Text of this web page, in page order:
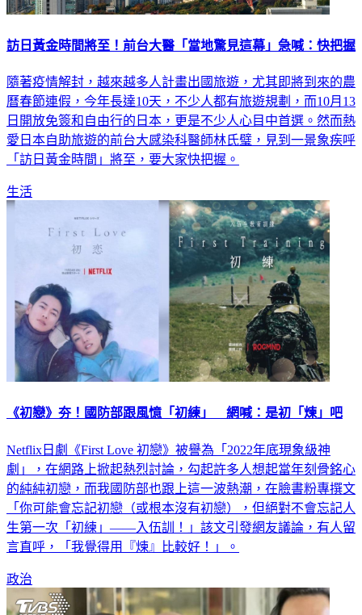
訪日黃金時間將至！前台大醫「當地驚見這幕」急喊：快把握
隨著疫情解封，越來越多人計畫出國旅遊，尤其即將到來的農
曆春節連假，今年長達10天，不少人都有旅遊規劃，而10月13
日開放免簽和自由行的日本，更是不少人心目中首選。然而熱
愛日本自助旅遊的前台大感染科醫師林氏璧，見到一景象疾呼
「訪日黃金時間」將至，要大家快把握。
生活
《初戀》夯！國防部跟風憶「初練」 網喊：是初「煉」吧
Netflix日劇《First Love 初戀》被譽為「2022年底現象級神
劇」，在網路上掀起熱烈討論，勾起許多人想起當年刻骨銘心
的純純初戀，而我國防部也跟上這一波熱潮，在臉書粉專撰文
「你可能會忘記初戀（或根本沒有初戀），但絕對不會忘記人
生第一次「初練」——入伍訓！」該文引發網友議論，有人留
言直呼，「我覺得用『煉』比較好！」。
政治